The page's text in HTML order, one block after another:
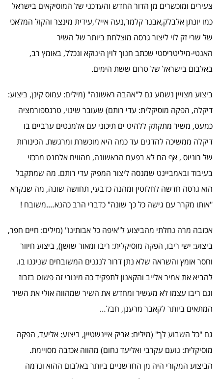
צעירים ומוכשרים מן הדור החדש והעדכני של המוסיקאים בישראל
כמו יונתן אלבלק,אבנר קלמר,נעה איילי,עידית מינצר והקול המלאכי
של שרי זק לוי ליצור גרסה מוצלחת ביותר של השיר
האנטי-מיליטריסטי שכתב חנוך לוין הינוקא ונכלל, באומץ רב,
באלבום בישראל של טרום ששת הימים.
ביצוע מצויין נשמע גם ל"אהבה ראשונה" (מילים: עמוס קינן, ביצוע:
דיקלה, הפקה מוסיקלית: עדי רותם) שעובר שינוי, טרנספורמציה
כמעט, משיר מתקתק ללהיט ים תיכוני עם אלמנטים ערביים בו
דיקלה ממשיכה להדגים עד כמה היא מוכשרת ומרגשת. הכינורות
של רוניוס , אף הם לא בפעם הראשונה, מהווים אלמנט מרכזי
בעיבוד ובאמביינט שמנסה ליצור המפיק עדי רותם. מה שמתקבל
הוא גרסה חדשה לחלוטין ומהנה כדבעי, תחושה שונה, מה שנקרא
"אותו מקרר עם גישה כל כך שונה" כדברי הרב כהנא….משובח !
אכזבה מרה נחלתי מהביצוע ל"איפה כל אבותינו" (מילים: חיים חפר,
ביצוע: ישי ריבו, הפקה מוסיקלית: ריבו ומאור שושן), ביצוע חיוור
וחסר אומץ והשראה שלא נתן דרור לנגנים המשובחים שניגנו בו.
להביא את אמיר אלייב והקאנון לתפקיד כה מינורי זה פשוט בזבוז
וגם ריבו עצמו לא מעשיר ומחדש את השיר שמהווה אולי את השיר
המתאים ביותר לקאבר מרענן, חבל…
גם "כל השבוע לך" (מילים: אריק איינשטיין, ביצוע: אליעד, הפקה
מוסיקלית: נועם עקרבי ואליעד נחום) מהווה אכזבה מסויימת.
הביצוע המקורי היה מן החדשניים ביותר באלבום ההוא ונדמה